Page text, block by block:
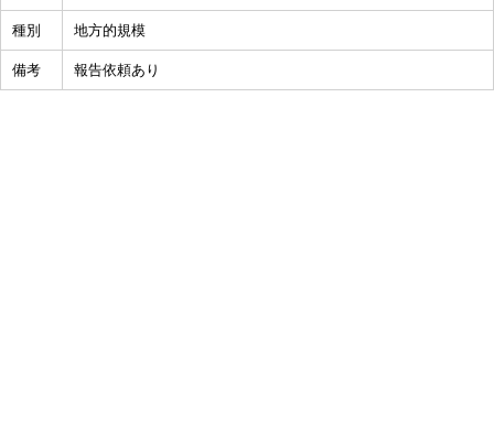
種別 地方的規模
備考 報告依頼あり